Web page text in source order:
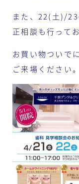
また、22(土)/
正相談も行って
お買い物ついで
ご来場ください。